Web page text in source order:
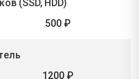
(SSD, HDD)
500 ₽
1200 ₽